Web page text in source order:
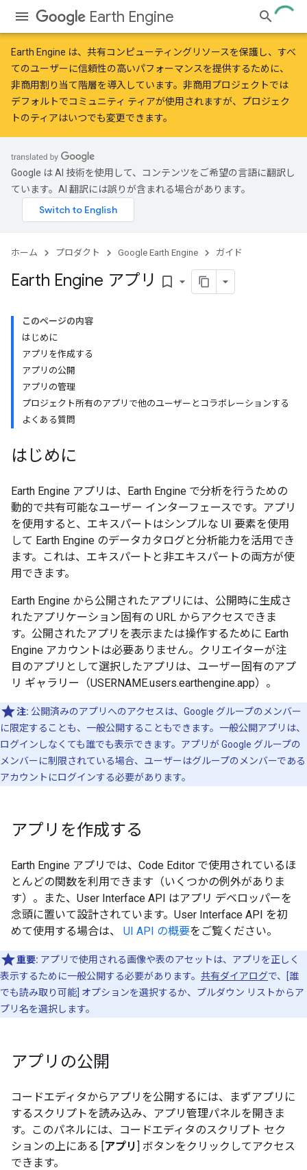
Earth Engine
Earth Engine は、共有コンピューティングリソースを保護し、すべ
てのユーザーに信頼性の高いパフォーマンスを提供するために、
非商用割り当て階層を導入しています。非商用プロジェクトでは
デフォルトでコミュニティ ティアが使用されますが、プロジェク
トのティアはいつでも変更できます。
Google は AI 技術を使用して、コンテンツをご希望の言語に翻訳し
ています。AI 翻訳には誤りが含まれる場合があります。
ホーム プロダクト Google Earth Engine ガイド
Earth Engine アプリ bookmark_border
このページの内容
はじめに
アプリを作成する
アプリの公開
アプリの管理
プロジェクト所有のアプリで他のユーザーとコラボレーションする
よくある質問
はじめに
Earth Engine アプリは、Earth Engine で分析を行うための
動的で共有可能なユーザー インターフェースです。アプリ
を使用すると、エキスパートはシンプルな UI 要素を使用
して Earth Engine のデータカタログと分析能力を活用でき
ます。これは、エキスパートと非エキスパートの両方が使
用できます。
Earth Engine から公開されたアプリには、公開時に生成さ
れたアプリケーション固有の URL からアクセスできま
す。公開されたアプリを表示または操作するために Earth
Engine アカウントは必要ありません。クリエイターが注
目のアプリとして選択したアプリは、ユーザー固有のアプ
リ ギャラリー（USERNAME.users.earthengine.app）。
注: 公開済みのアプリへのアクセスは、Google グループのメンバー
に限定することも、一般公開することもできます。一般公開アプリは、
ログインしなくても誰でも表示できます。アプリが Google グループの
メンバーに制限されている場合、ユーザーはグループのメンバーである
アカウントにログインする必要があります。
アプリを作成する
Earth Engine アプリでは、Code Editor で使用されているほ
とんどの関数を利用できます（いくつかの例外がありま
す）。また、User Interface API はアプリ デベロッパーを
念頭に置いて設計されています。User Interface API を初
めて使用する場合は、
UI API の概要をご覧ください。
重要: アプリで使用される画像や表のアセットは、アプリを正しく
表示するために一般公開する必要があります。 共有ダイアログで、[誰
でも読み取り可能] オプションを選択するか、プルダウン リストからア
プリ名を選択します。
アプリの公開
コードエディタからアプリを公開するには、まずアプリに
するスクリプトを読み込み、アプリ管理パネルを開きま
す。このパネルには、コードエディタのスクリプト セク
ションの上にある [アプリ] ボタンをクリックしてアクセス
できます。